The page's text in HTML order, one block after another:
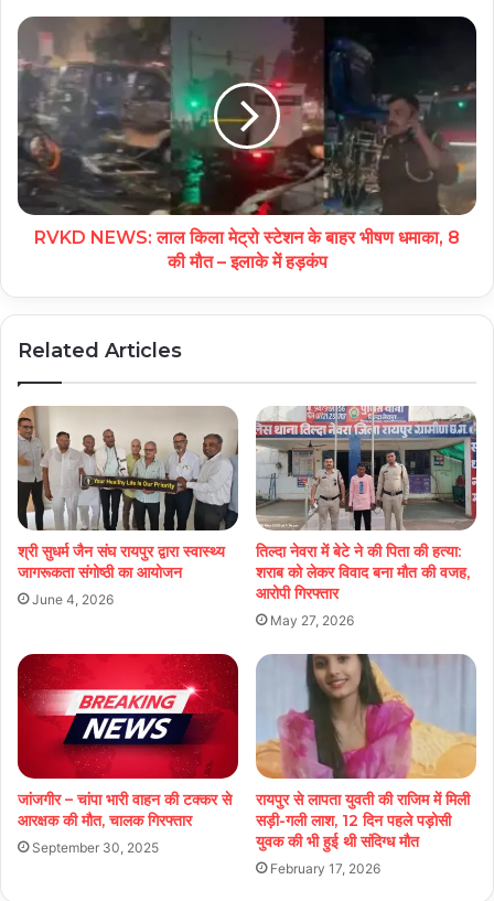
RVKD NEWS: लाल किला मेट्रो स्टेशन के बाहर भीषण धमाका, 8
की मौत – इलाके में हड़कंप
Related Articles
श्री सुधर्म जैन संघ रायपुर द्वारा स्वास्थ्य
जागरूकता संगोष्ठी का आयोजन
June 4, 2026
तिल्दा नेवरा में बेटे ने की पिता की हत्या:
शराब को लेकर विवाद बना मौत की वजह,
आरोपी गिरफ्तार
May 27, 2026
जांजगीर – चांपा भारी वाहन की टक्कर से
आरक्षक की मौत, चालक गिरफ्तार
September 30, 2025
रायपुर से लापता युवती की राजिम में मिली
सड़ी-गली लाश, 12 दिन पहले पड़ोसी
युवक की भी हुई थी संदिग्ध मौत
February 17, 2026